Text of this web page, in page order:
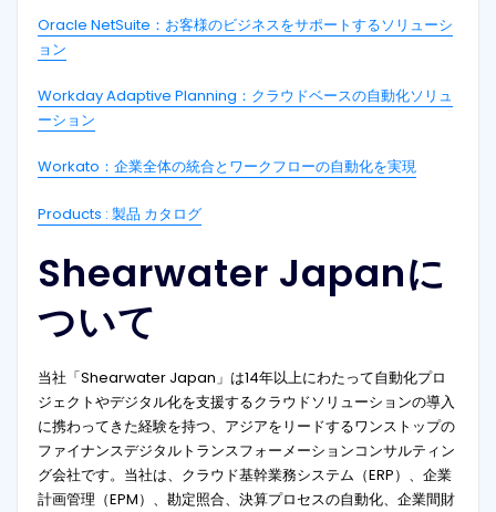
Oracle NetSuite：お客様のビジネスをサポートするソリューシ
ョン
Workday Adaptive Planning：クラウドベースの自動化ソリュ
ーション
Workato：企業全体の統合とワークフローの自動化を実現
Products : 製品 カタログ
Shearwater Japanに
ついて
当社「Shearwater Japan」は14年以上にわたって自動化プロ
ジェクトやデジタル化を支援するクラウドソリューションの導入
に携わってきた経験を持つ、アジアをリードするワンストップの
ファイナンスデジタルトランスフォーメーションコンサルティン
グ会社です。当社は、クラウド基幹業務システム（ERP）、企業
計画管理（EPM）、勘定照合、決算プロセスの自動化、企業間財